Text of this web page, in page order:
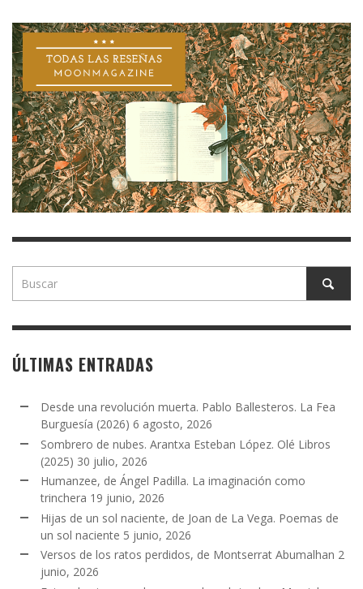
ÚLTIMAS ENTRADAS
Desde una revolución muerta. Pablo Ballesteros. La Fea
Burguesía (2026) 6 agosto, 2026
Sombrero de nubes. Arantxa Esteban López. Olé Libros
(2025) 30 julio, 2026
Humanzee, de Ángel Padilla. La imaginación como
trinchera 19 junio, 2026
Hijas de un sol naciente, de Joan de La Vega. Poemas de
un sol naciente 5 junio, 2026
Versos de los ratos perdidos, de Montserrat Abumalhan 2
junio, 2026